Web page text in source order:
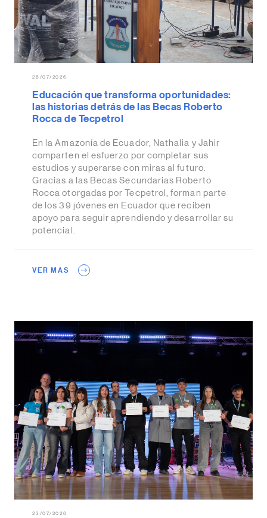
28/07/2026
Educación que transforma oportunidades:
las historias detrás de las Becas Roberto
Rocca de Tecpetrol
En la Amazonía de Ecuador, Nathalia y Jahir
comparten el esfuerzo por completar sus
estudios y superarse con miras al futuro.
Gracias a las Becas Secundarias Roberto
Rocca otorgadas por Tecpetrol, forman parte
de los 39 jóvenes en Ecuador que reciben
apoyo para seguir aprendiendo y desarrollar su
potencial.
VER MAS
23/07/2026